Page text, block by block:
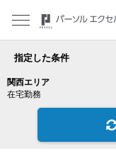
指定した条件
関西エリア
在宅勤務